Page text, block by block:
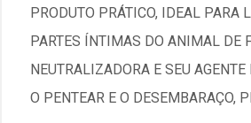
PRODUTO PRÁTICO, IDEAL PARA
PARTES ÍNTIMAS DO ANIMAL DE
NEUTRALIZADORA E SEU
O PENTEAR E O DESEMBARAÇO,